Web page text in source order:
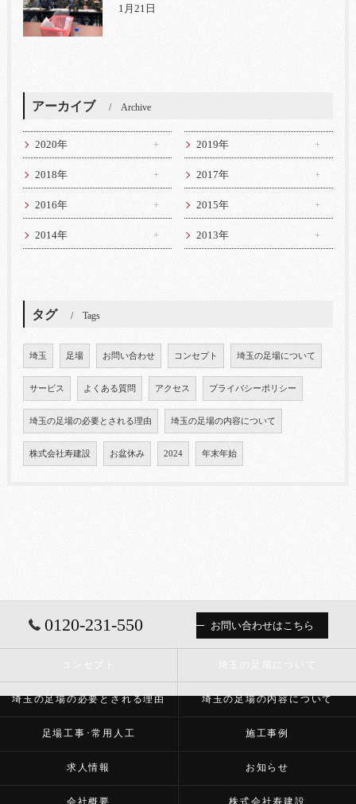
1月21日
アーカイブ Archive
2020年 2019年
2018年 2017年
2016年 2015年
2014年 2013年
タグ Tags
埼玉 足場 お問い合わせ コンセプト 埼玉の足場について
サービス よくある質問 アクセス プライバシーポリシー
埼玉の足場の必要とされる理由 埼玉の足場の内容について
株式会社寿建設 お盆休み 2024 年末年始
0120-231-550 お問い合わせはこちら
埼玉の足場の必要とされる理由 埼玉の足場の内容について
足場工事･常用人工 施工事例
求人情報 お知らせ
会社概要 株式会社寿建設